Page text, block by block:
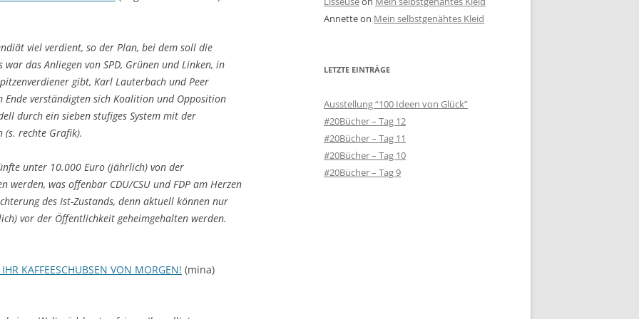
viel verdient, so der Plan, bei dem soll die
das Anliegen von SPD, Grünen und Linken, in
gibt, Karl Lauterbach und Peer
Ende verständigten sich Koalition und Opposition
durch ein sieben stufiges System mit der
(s. rechte Grafik).
unter 10.000 Euro (jährlich) von der
werden, was offenbar CDU/CSU und FDP am Herzen
des Ist-Zustands, denn aktuell können nur
vor der Öffentlichkeit geheimgehalten werden.
KAFFEESCHUBSEN VON MORGEN! (mina)
Annetteon Mein selbstgenähtes Kleid
LETZTE EINTRÄGE
Ausstellung “100 Ideen von Glück”
#20Bücher – Tag 12
#20Bücher – Tag 11
#20Bücher – Tag 10
#20Bücher – Tag 9